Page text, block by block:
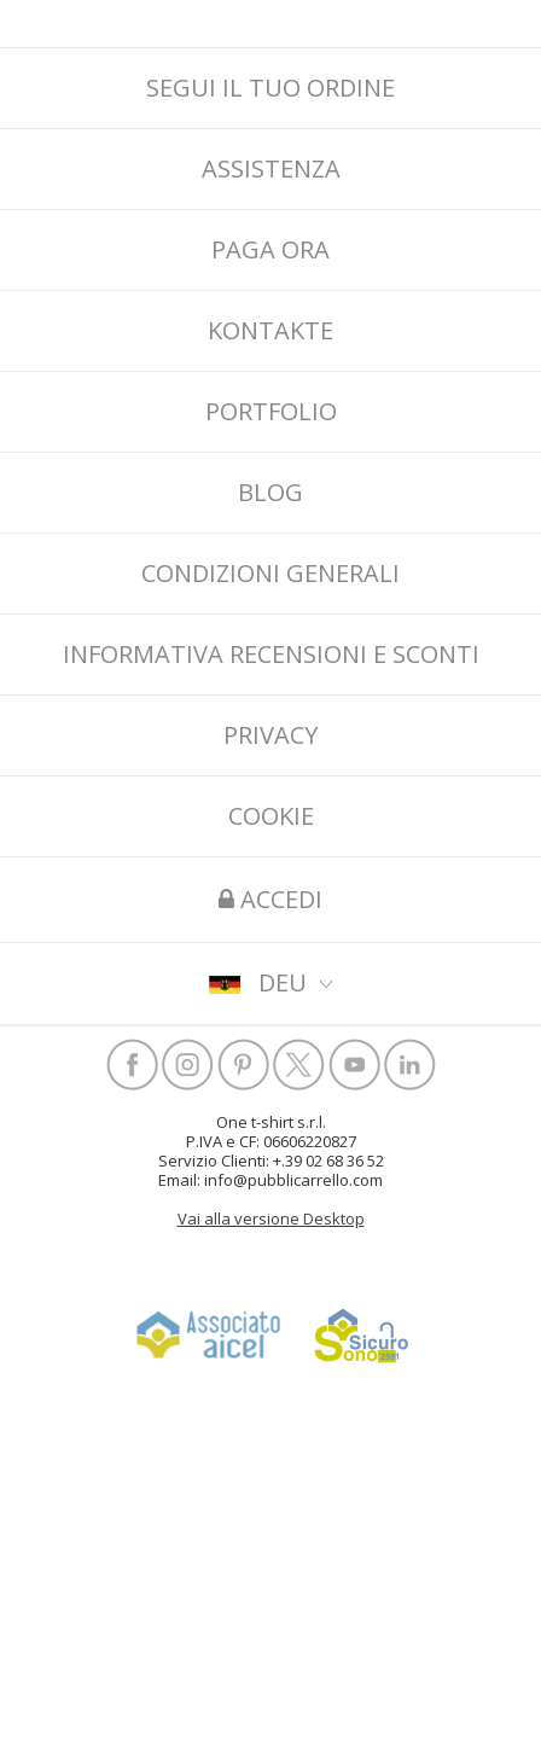
SEGUI IL TUO ORDINE
ASSISTENZA
PAGA ORA
KONTAKTE
PORTFOLIO
BLOG
CONDIZIONI GENERALI
INFORMATIVA RECENSIONI E SCONTI
PRIVACY
COOKIE
ACCEDI
DEU
One t-shirt s.r.l.
P.IVA e CF: 06606220827
Servizio Clienti: +.39 02 68 36 52
Email: info@pubblicarrello.com
Vai alla versione Desktop